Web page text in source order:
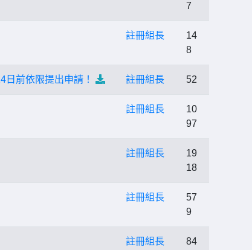
7
註冊組長
14
8
前依限提出申請！ 註冊組長 52
註冊組長
10
97
註冊組長
19
18
註冊組長
57
9
註冊組長
84